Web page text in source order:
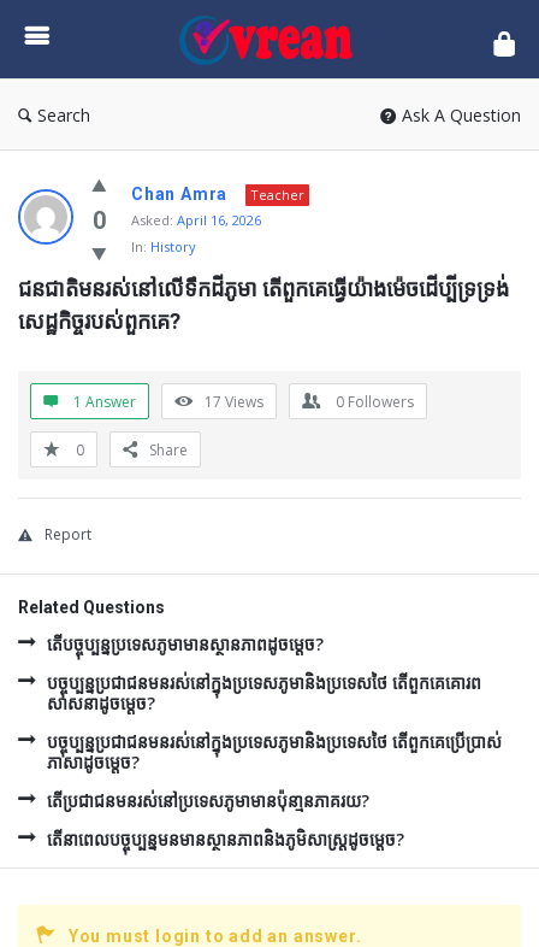
vrean.com
Search Ask A Question
0
Chan Amra
Teacher
Asked: April 16, 2026
In: History
ជនជាតិមនរស់នៅលើទឹកដីភូមា តើពួកគេធ្វើយ៉ាងម៉េចដើប្បីទ្រទ្រង់
សេដ្ឋកិច្ចរបស់ពួកគេ?
1 Answer 17 Views 0 Followers
0 Share
Report
Related Questions
តើបច្ចុប្បន្នប្រទេសភូមាមានស្ថានភាពដូចម្តេច?
បច្ចុប្បន្នប្រជាជនមនរស់នៅក្នុងប្រទេសភូមានិងប្រទេសថៃ តើពួកគេគោរព
សាសនាដូចម្តេច?
បច្ចុប្បន្នប្រជាជនមនរស់នៅក្នុងប្រទេសភូមានិងប្រទេសថៃ តើពួកគេប្រើប្រាស់
ភាសាដូចម្តេច?
តើប្រជាជនមនរស់នៅប្រទេសភូមាមានប៉ុនា្មនភាគរយ?
តើនាពេលបច្ចុប្បន្នមនមានស្ថានភាពនិងភូមិសាស្រ្តដូចម្តេច?
You must login to add an answer.